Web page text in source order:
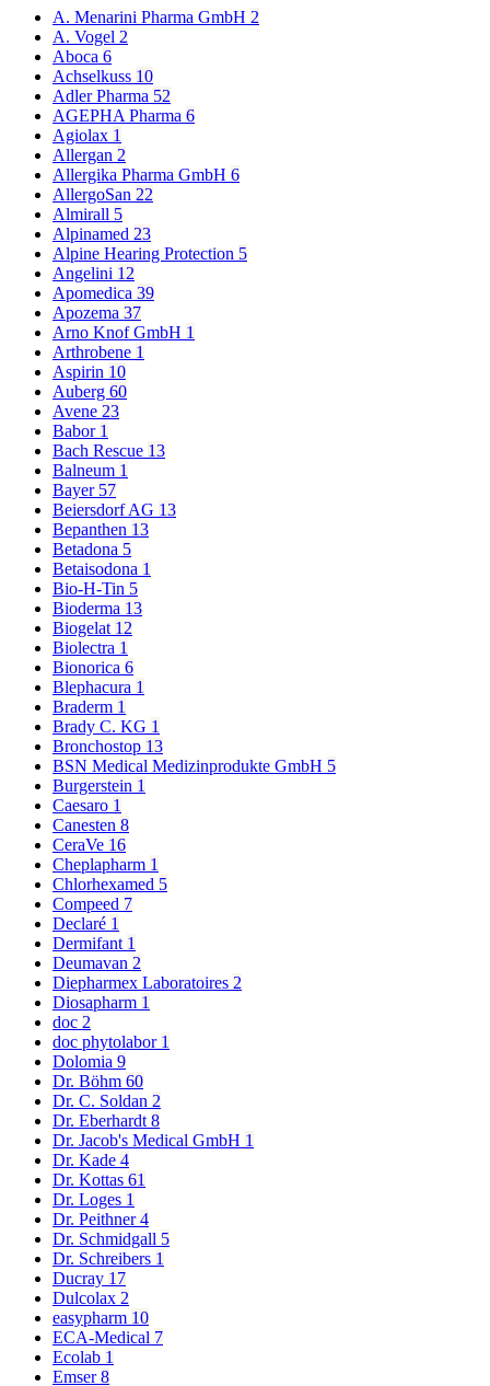
A. Menarini Pharma GmbH 2
A. Vogel 2
Aboca 6
Achselkuss 10
Adler Pharma 52
AGEPHA Pharma 6
Agiolax 1
Allergan 2
Allergika Pharma GmbH 6
AllergoSan 22
Almirall 5
Alpinamed 23
Alpine Hearing Protection 5
Angelini 12
Apomedica 39
Apozema 37
Arno Knof GmbH 1
Arthrobene 1
Aspirin 10
Auberg 60
Avene 23
Babor 1
Bach Rescue 13
Balneum 1
Bayer 57
Beiersdorf AG 13
Bepanthen 13
Betadona 5
Betaisodona 1
Bio-H-Tin 5
Bioderma 13
Biogelat 12
Biolectra 1
Bionorica 6
Blephacura 1
Braderm 1
Brady C. KG 1
Bronchostop 13
BSN Medical Medizinprodukte GmbH 5
Burgerstein 1
Caesaro 1
Canesten 8
CeraVe 16
Cheplapharm 1
Chlorhexamed 5
Compeed 7
Declaré 1
Dermifant 1
Deumavan 2
Diepharmex Laboratoires 2
Diosapharm 1
doc 2
doc phytolabor 1
Dolomia 9
Dr. Böhm 60
Dr. C. Soldan 2
Dr. Eberhardt8
Dr. Jacob's Medical GmbH 1
Dr. Kade 4
Dr. Kottas 61
Dr. Loges 1
Dr. Peithner4
Dr. Schmidgall 5
Dr. Schreibers 1
Ducray 17
Dulcolax 2
easypharm 10
ECA-Medical 7
Ecolab 1
Emser8